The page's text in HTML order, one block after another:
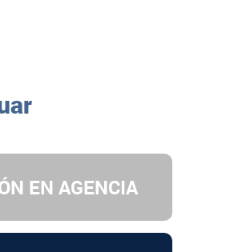
EN AGENCIA